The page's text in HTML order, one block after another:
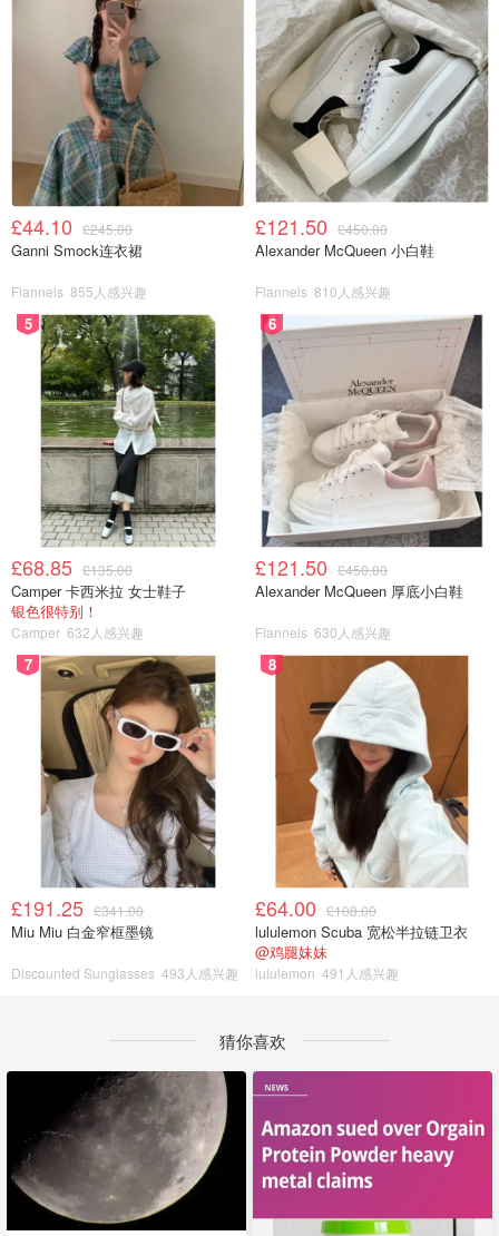
£44.10 £245.00
Ganni Smock连衣裙
Flannels 855人感兴趣
£121.50 £450.00
Alexander McQueen 小白鞋
Flannels 810人感兴趣
5
£68.85 £135.00
Camper 卡西米拉 女士鞋子
银色很特别！
Camper 632人感兴趣
6
£121.50 £450.00
Alexander McQueen 厚底小白鞋
Flannels 630人感兴趣
7
£191.25 £341.00
Miu Miu 白金窄框墨镜
Discounted Sunglasses 493人感兴趣
8
£64.00 £108.00
lululemon Scuba 宽松半拉链卫衣
@鸡腿妹妹
lululemon 491人感兴趣
猜你喜欢